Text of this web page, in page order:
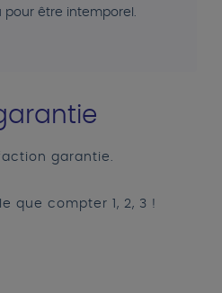
pour être intemporel.
garantie.
que compter 1, 2, 3 !